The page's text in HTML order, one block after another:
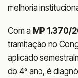
melhoria
Com a MP 1.370/
tramitação no
aplicado
do 4º ano, é